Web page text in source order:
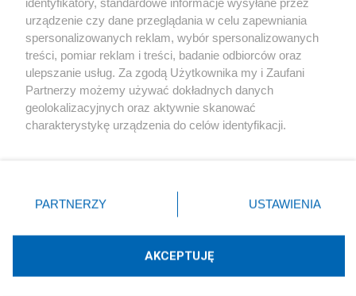
X Facebook Instagram Youtube
Technologię dostarcza:W3media.pl
urządzenie czy dane przeglądania w celu zapewniania
spersonalizowanych reklam, wybór spersonalizowanych
treści, pomiar reklam i treści, badanie odbiorców oraz
ulepszanie usług. Za zgodą Użytkownika my i Zaufani
Partnerzy możemy używać dokładnych danych
geolokalizacyjnych oraz aktywnie skanować
charakterystykę urządzenia do celów identyfikacji.
zmienić/wycofać klikając przycisk ustawień prywatności
znajdujący się w lewym dolnym rogu strony
rodzaje przetwarzania danych nie wymagają zgody
użytkownika, ale masz prawo sprzeciwić się takiemu
przetwarzaniu. Preferencje będą miały zastosowania tylko
PARTNERZY USTAWIENIA
AKCEPTUJĘ